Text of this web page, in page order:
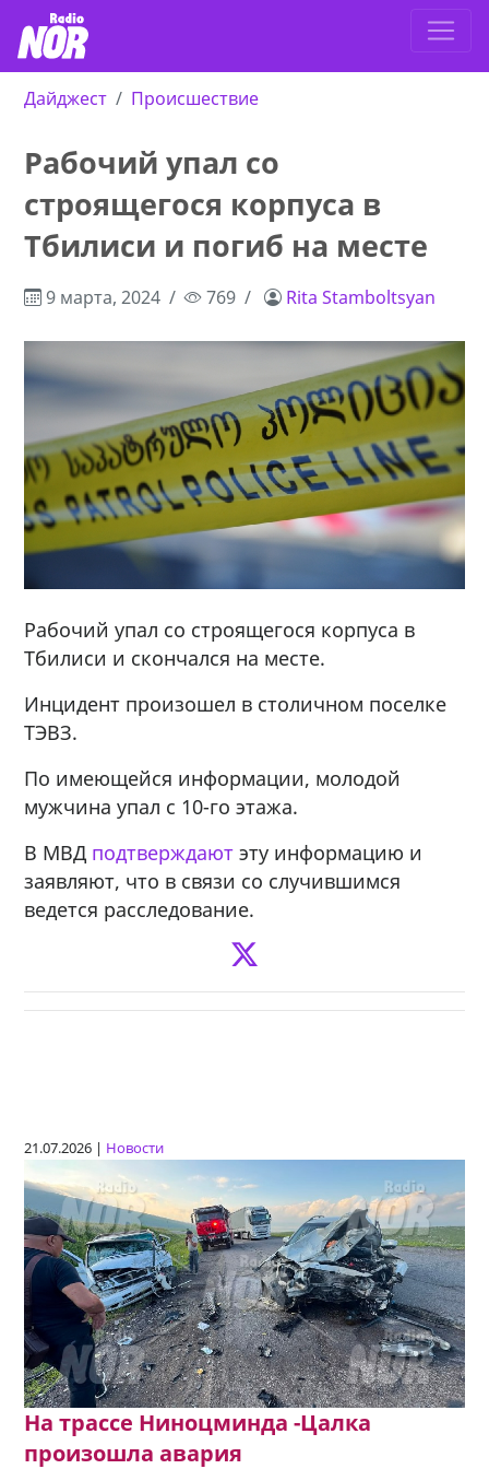
Дайджест Происшествие
Рабочий упал со
строящегося корпуса в
Тбилиси и погиб на месте
9 марта, 2024 769 Rita Stamboltsyan
Рабочий упал со строящегося корпуса в
Тбилиси и скончался на месте.
Инцидент произошел в столичном поселке
ТЭВЗ.
По имеющейся информации, молодой
мужчина упал с 10-го этажа.
В МВД подтверждают эту информацию и
заявляют, что в связи со случившимся
ведется расследование.
21.07.2026 | Новости
На трассе Ниноцминда -Цалка
произошла авария